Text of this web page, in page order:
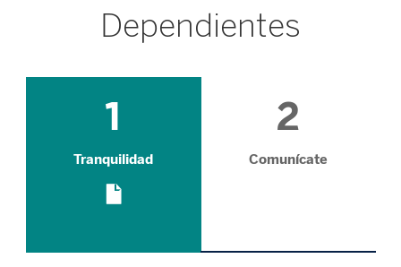
Dependientes
1
Tranquilidad
2
Comunícate